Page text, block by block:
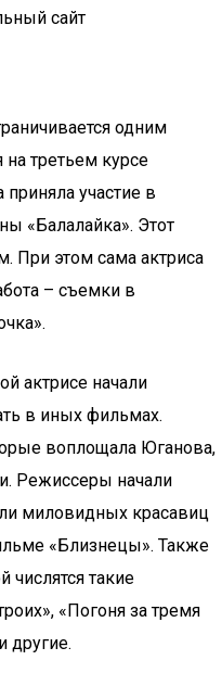
сайт
одним
третьем курсе
участие в
«Балалайка». Этот
При этом сама актриса
– съемки в
актрисе начали
в иных фильмах.
воплощала Юганова,
Режиссеры начали
миловидных красавиц
«Близнецы». Также
такие
«Погоня за тремя
другие.